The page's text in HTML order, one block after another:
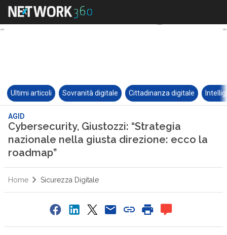
Ultimi articoli Sovranità digitale Cittadinanza digitale
AGID
Cybersecurity, Giustozzi: “Strategia
nazionale nella giusta direzione: ecco la
roadmap”
Home Sicurezza Digitale